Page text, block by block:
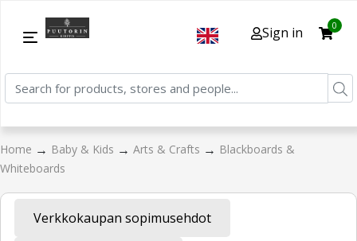
Sign in 0
Home → Baby & Kids → Arts & Crafts → Blackboards &
Whiteboards
Verkkokaupan sopimusehdot